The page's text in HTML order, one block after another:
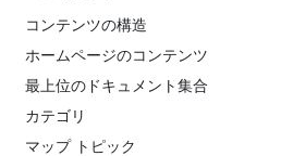
コンテンツの構造
ホームページのコンテンツ
最上位のドキュメント集合
カテゴリ
マップ トピック